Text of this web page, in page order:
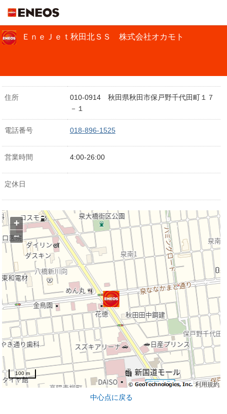
ＥｎｅＪｅｔ秋田北ＳＳ 株式会社オカモト
住所
010-0914 秋田県秋田市保戸野千代田町１７
－１
電話番号 018-896-1525
営業時間 4:00-26:00
定休日
利用規約
+
−
100 m
中心点に戻る